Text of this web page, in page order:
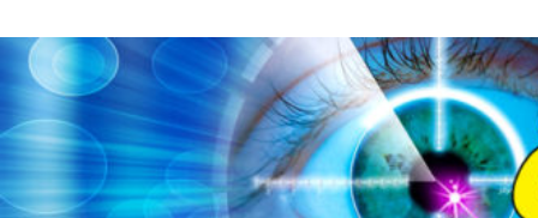
to
contentvinivida.lk